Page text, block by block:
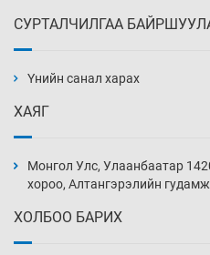
нэмэгджээ
Уржигдар 13
СУРТАЛЧИЛГАА
Үнийн санал харах
ХАЯГ
Монгол Улс, Улаанбаатар
хороо, Алтангэрэлийн
ХОЛБОО БАРИХ